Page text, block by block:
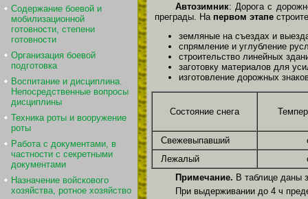
Содержание боевой и
мобилизационной
готовности, степени
готовности
Организация боевой
подготовка
Воспитание и дисциплина.
Непосредственные вопросы
дисциплины
Техника роты и вооружение
роты
Работа с документами, в
частности с секретными
документами
Назначение войскового
хозяйства, ротное хозяйство
Автозимник: Дорога с
преграды. На первом этапе
земляные на съездах и
спрямление и углубление
строительство линейных
заготовку материалов для
изготовление дорожных
Состояние снега
Свежевыпавший
Лежалый
Примечание. В таблице даны
При выдерживании до 4 ч